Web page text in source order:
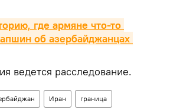
где армяне что-то
об азербайджанцах
ведется расследование.
Иран граница